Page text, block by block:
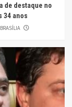
de destaque no
34 anos